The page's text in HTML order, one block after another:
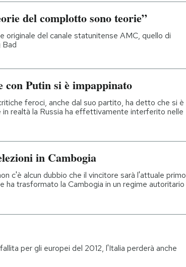
del complotto sono teorie”
originale del canale statunitense AMC, quello di
Bad
con Putin si è impappinato
feroci, anche dal suo partito, ha detto che si è
in realtà la Russia ha effettivamente interferito nelle
in Cambogia
c'è alcun dubbio che il vincitore sarà l'attuale primo
ha trasformato la Cambogia in un regime autoritario
per gli europei del 2012, l'Italia perderà anche